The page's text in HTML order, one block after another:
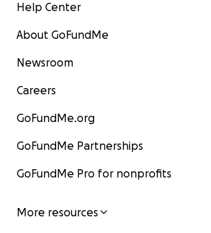
Help Center
About GoFundMe
Newsroom
Careers
GoFundMe.org
GoFundMe Partnerships
GoFundMe Pro for nonprofits
More resources